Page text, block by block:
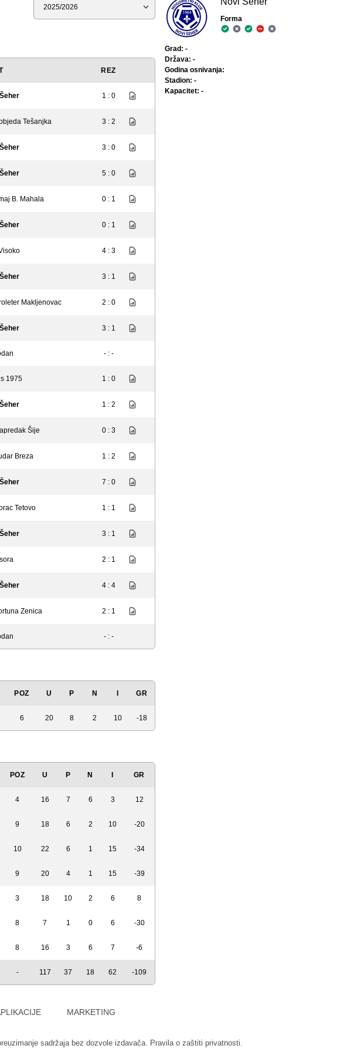
REZ
1 : 0
Tešanjka 3 : 2
3 : 0
5 : 0
B. Mahala 0 : 1
0 : 1
4 : 3
3 : 1
Makljenovac 2 : 0
3 : 1
- : -
1975 1 : 0
1 : 2
Šije 0 : 3
Breza 1 : 2
7 : 0
Tetovo 1 : 1
3 : 1
2 : 1
4 : 4
Zenica 2 : 1
- : -
POZ U P N GR
6 20 8 2 10 -18
POZ U P N GR
4 16 7 6 3 12
9 18 6 2 10 -20
10 22 6 1 15 -34
9 20 4 1 15 -39
3 18 10 2 6 8
8 7 1 0 6 -30
8 16 3 6 7 -6
- 117 37 18 62 -109
Forma
Grad: -
Država: -
Godina osnivanja:
Stadion: -
Kapacitet: -
MARKETING
sadržaja bez dozvole izdavača. Pravila o zaštiti privatnosti.